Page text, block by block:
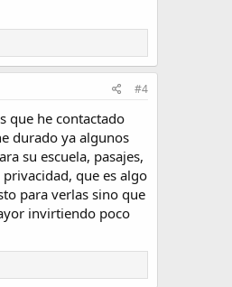
#4
que he contactado
durado ya algunos
su escuela, pasajes,
que es algo
para verlas sino que
invirtiendo poco